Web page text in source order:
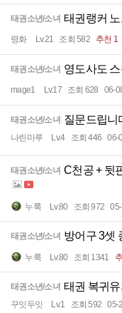
태권소년/소녀 태권랭커
령화 Lv.21 조회 582 추천 1
태권소년/소녀 영도사도
mage1 Lv.17 조회 628 06-
태권소년/소녀 질문드립니
나린마루 Lv.4 조회 446 06-
태권소년/소녀 C천공 + 뒷
누룩 Lv.80 조회 972
태권소년/소녀 방어구 3셋
누룩 Lv.80 조회 1341
태권소년/소녀 태권 복귀
꾸잇두잇 Lv.1 조회 592 05-